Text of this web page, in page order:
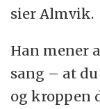
sier Almvik.
Han mener
sang – at
og kroppen